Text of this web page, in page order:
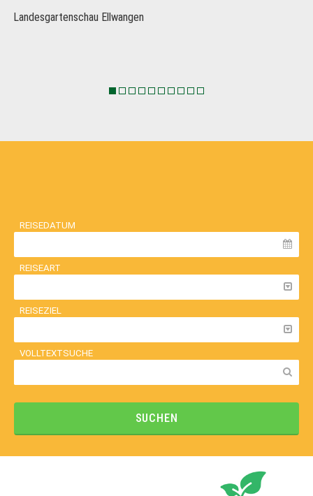
Landesgartenschau Ellwangen
REISEDATUM
REISEART
REISEZIEL
VOLLTEXTSUCHE